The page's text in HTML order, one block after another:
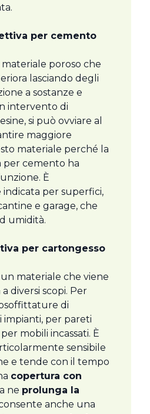
per cemento
poroso che
lasciando degli
a sostanze e
intervento di
si può ovviare al
maggiore
materiale perché la
per cemento ha
È
per superfici,
e garage, che
umidità.
per cartongesso
materiale che viene
diversi scopi. Per
di
per pareti
mobili incassati. È
sensibile
e tende con il tempo
copertura con
ne prolunga la
anche una